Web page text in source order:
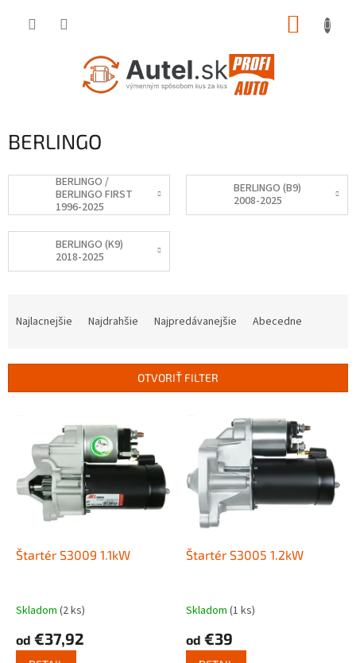
BERLINGO
BERLINGO /
BERLINGO FIRST
1996-2025
BERLINGO (B9)
2008-2025
BERLINGO (K9)
2018-2025
i
Najlacnejšie Najdrahšie Najpredávanejšie Abecedne
OTVORIŤ FILTER
Štartér S3009 1.1kW
Skladom (2 ks)
od €37,92
Štartér S3005 1.2kW
Skladom (1 ks)
od €39